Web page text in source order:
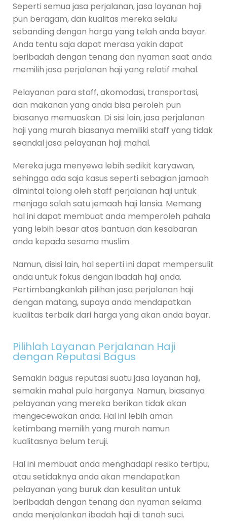
Seperti semua jasa perjalanan, jasa layanan haji
pun beragam, dan kualitas mereka selalu
sebanding dengan harga yang telah anda bayar.
Anda tentu saja dapat merasa yakin dapat
beribadah dengan tenang dan nyaman saat anda
memilih jasa perjalanan haji yang relatif mahal.
Pelayanan para staff, akomodasi, transportasi,
dan makanan yang anda bisa peroleh pun
biasanya memuaskan. Di sisi lain, jasa perjalanan
haji yang murah biasanya memiliki staff yang tidak
seandal jasa pelayanan haji mahal.
Mereka juga menyewa lebih sedikit karyawan,
sehingga ada saja kasus seperti sebagian jamaah
dimintai tolong oleh staff perjalanan haji untuk
menjaga salah satu jemaah haji lansia. Memang
hal ini dapat membuat anda memperoleh pahala
yang lebih besar atas bantuan dan kesabaran
anda kepada sesama muslim.
Namun, disisi lain, hal seperti ini dapat mempersulit
anda untuk fokus dengan ibadah haji anda.
Pertimbangkanlah pilihan jasa perjalanan haji
dengan matang, supaya anda mendapatkan
kualitas terbaik dari harga yang akan anda bayar.
Pilihlah Layanan Perjalanan Haji
dengan Reputasi Bagus
Semakin bagus reputasi suatu jasa layanan haji,
semakin mahal pula harganya. Namun, biasanya
pelayanan yang mereka berikan tidak akan
mengecewakan anda. Hal ini lebih aman
ketimbang memilih yang murah namun
kualitasnya belum teruji.
Hal ini membuat anda menghadapi resiko tertipu,
atau setidaknya anda akan mendapatkan
pelayanan yang buruk dan kesulitan untuk
beribadah dengan tenang dan nyaman selama
anda menjalankan ibadah haji di tanah suci.